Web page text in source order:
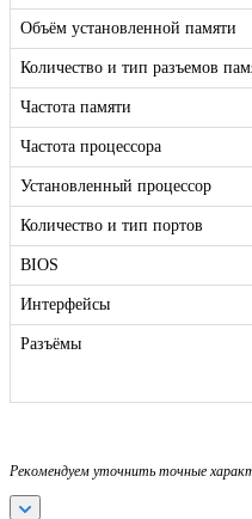
Объём установленной памяти
Количество и тип разъемов
Частота памяти
Частота процессора
Установленный процессор
Количество и тип портов
BIOS
Интерфейсы
Разъёмы
Рекомендуем уточнить точные